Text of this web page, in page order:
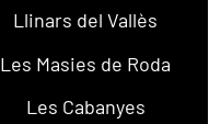
Llinars del Vallès
Les Masies de Roda
Les Cabanyes